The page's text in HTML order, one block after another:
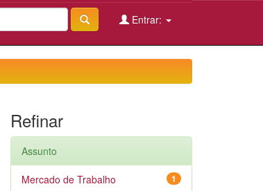
Entrar:
Refinar
Assunto
1
Mercado de Trabalho